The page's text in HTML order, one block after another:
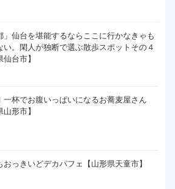
」仙台を堪能するならここに行かなきゃも
い。閑人が独断で選ぶ散歩スポットその４
仙台市】
一杯でお腹いっぱいになるお蕎麦屋さん
山形市】
おっきいどデカパフェ【山形県天童市】